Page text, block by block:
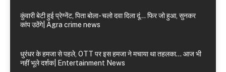
कुंवारी बेटी हुई प्रेग्नेंट, पिता बोला- चलो दवा दिला दूं… फिर जो हुआ, सुनकर
कांप उठेंगे| Agra crime news
धुरंधर के हमजा से पहले, OTT पर इस हमजा ने मचाया था तहलका… आज भी
नहीं भूले दर्शक| Entertainment News